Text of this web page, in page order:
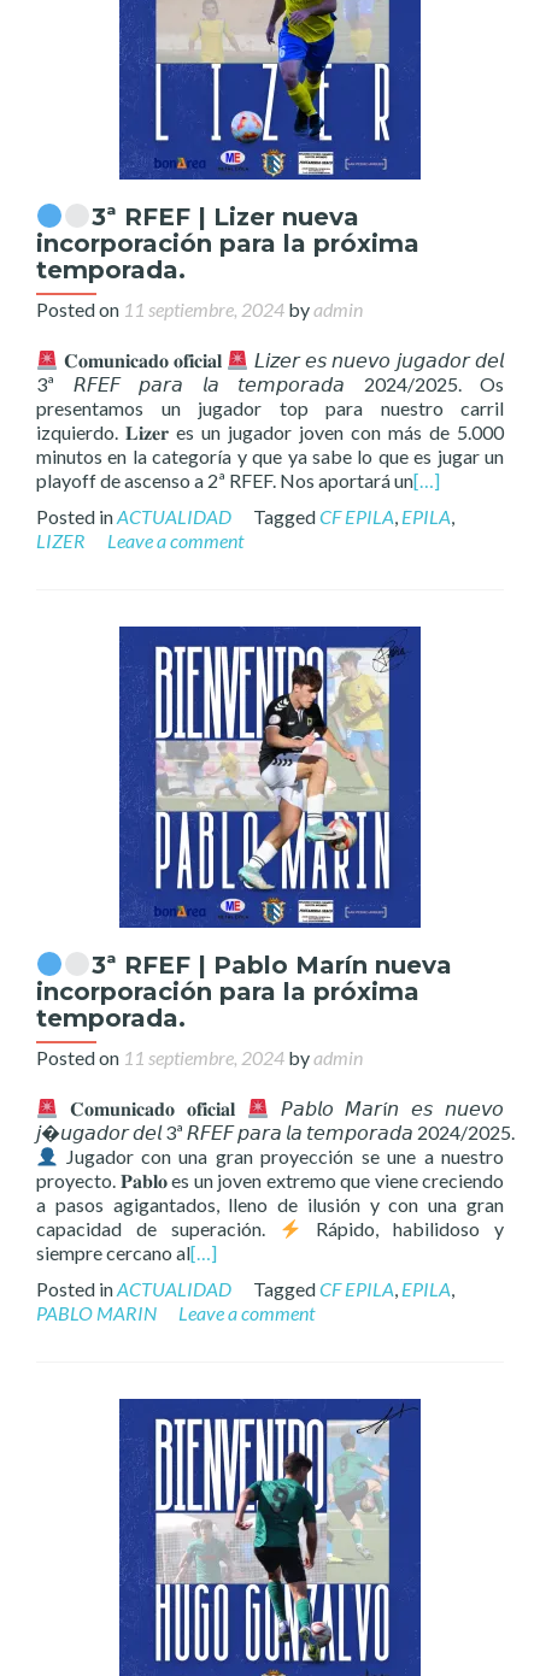
3ª RFEF | Lizer nueva
incorporación para la próxima
temporada.
Posted on 11 septiembre, 2024 byadmin
𝐂𝐨𝐦𝐮𝐧𝐢𝐜𝐚𝐝𝐨 𝐨𝐟𝐢𝐜𝐢𝐚𝐥
𝘓𝘪𝘻𝘦𝘳 𝘦𝘴 𝘯𝘶𝘦𝘷𝘰 𝘫𝘶𝘨𝘢𝘥𝘰𝘳 𝘥𝘦𝘭
3ª 𝘙𝘍𝘌𝘍 𝘱𝘢𝘳𝘢 𝘭𝘢 𝘵𝘦𝘮𝘱𝘰𝘳𝘢𝘥𝘢 2024/2025. Os
presentamos un jugador top para nuestro carril
izquierdo. 𝐋𝐢𝐳𝐞𝐫 es un jugador joven con más de 5.000
minutos en la categoría y que ya sabe lo que es jugar un
playoff de ascenso a 2ª RFEF. Nos aportará un[…]
Posted inACTUALIDAD TaggedCF EPILA, EPILA,
LIZER
Leave a comment
3ª RFEF | Pablo Marín nueva
incorporación para la próxima
temporada.
Posted on 11 septiembre, 2024 byadmin
𝐂𝐨𝐦𝐮𝐧𝐢𝐜𝐚𝐝𝐨 𝐨𝐟𝐢𝐜𝐢𝐚𝐥
𝘗𝘢𝘣𝘭𝘰 𝘔𝘢𝘳í𝘯 𝘦𝘴 𝘯𝘶𝘦𝘷𝘰
𝘫𝘶𝘨𝘢𝘥𝘰𝘳 𝘥𝘦𝘭 3ª 𝘙𝘍𝘌𝘍 𝘱𝘢𝘳𝘢 𝘭𝘢 𝘵𝘦𝘮𝘱𝘰𝘳𝘢𝘥𝘢 2024/2025.
Jugador con una gran proyección se une a nuestro
proyecto. 𝐏𝐚𝐛𝐥𝐨 es un joven extremo que viene creciendo
a pasos agigantados, lleno de ilusión y con una gran
capacidad de superación.
Rápido, habilidoso y
siempre cercano al[…]
Posted inACTUALIDAD TaggedCF EPILA, EPILA,
PABLO MARIN
Leave a comment